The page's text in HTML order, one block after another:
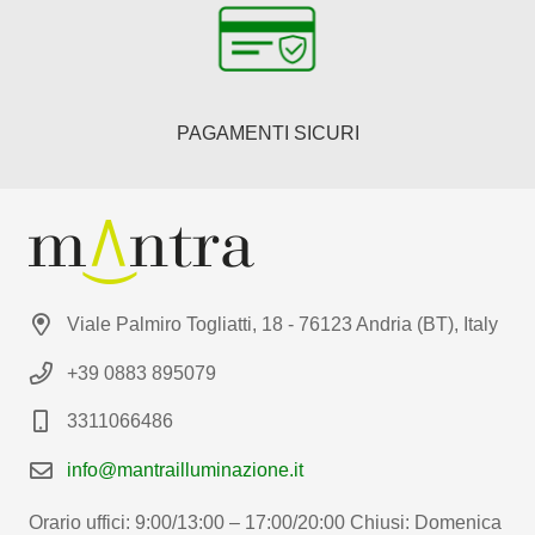
PAGAMENTI SICURI
Viale Palmiro Togliatti, 18 - 76123 Andria (BT), Italy
+39 0883 895079
3311066486
info@mantrailluminazione.it
Orario uffici: 9:00/13:00 – 17:00/20:00 Chiusi: Domenica